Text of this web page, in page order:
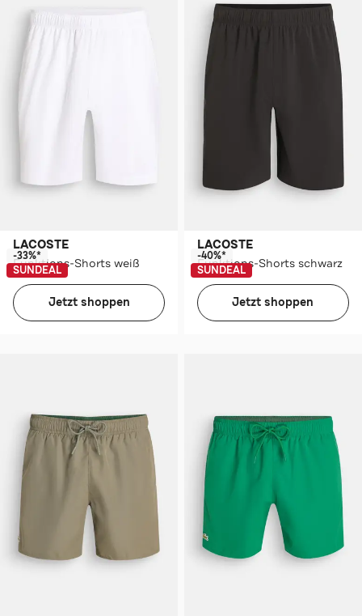
LACOSTE
Funktions-Shorts weiß
-33%*
SUNDEAL
Jetzt shoppen
LACOSTE
Funktions-Shorts schwarz
-40%*
SUNDEAL
Jetzt shoppen